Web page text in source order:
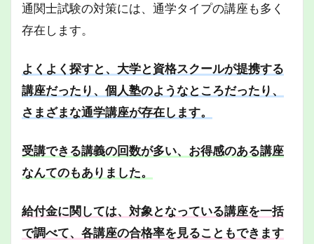
通関士試験の対策には、通学タイプの講座も多く
存在します。
よくよく探すと、大学と資格スクールが提携する
講座だったり、個人塾のようなところだったり、
さまざまな通学講座が存在します。
受講できる講義の回数が多い、お得感のある講座
なんてのもありました。
給付金に関しては、対象となっている講座を一括
で調べて、各講座の合格率を見ることもできます